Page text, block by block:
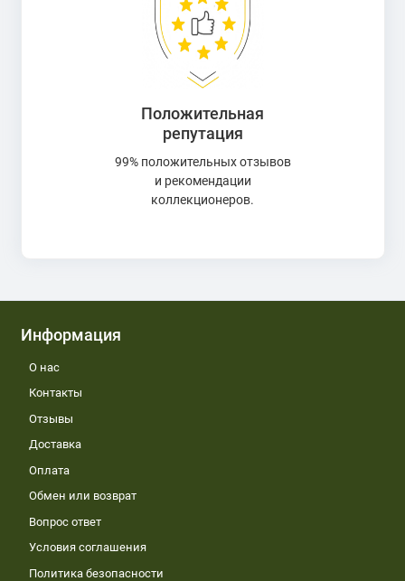
Положительная
репутация
99% положительных отзывов
и рекомендации
коллекционеров.
Информация
О нас
Контакты
Отзывы
Доставка
Оплата
Обмен или возврат
Вопрос ответ
Условия соглашения
Политика безопасности